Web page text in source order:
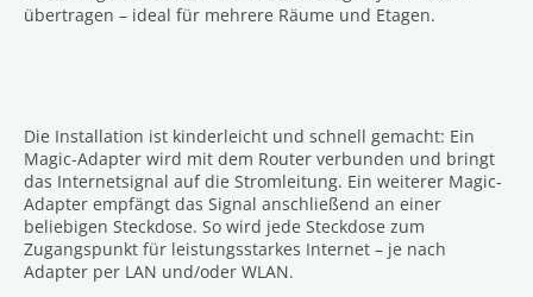
übertragen – ideal für mehrere Räume und Etagen.
Die Installation ist kinderleicht und schnell gemacht: Ein
Magic-Adapter wird mit dem Router verbunden und bringt
das Internetsignal auf die Stromleitung. Ein weiterer Magic-
Adapter empfängt das Signal anschließend an einer
beliebigen Steckdose. So wird jede Steckdose zum
Zugangspunkt für leistungsstarkes Internet – je nach
Adapter per LAN und/oder WLAN.